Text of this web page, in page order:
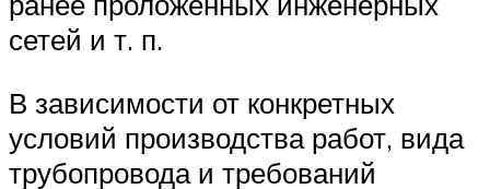
сетей и т. п.
В зависимости от конкретных
условий производства работ, вида
трубопровода и требований